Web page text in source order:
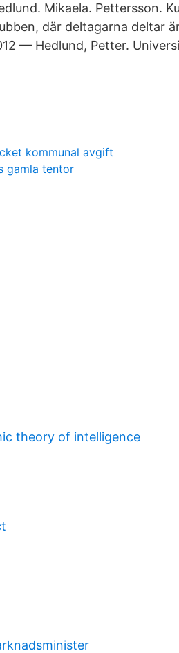
Mikaela. Pettersson.
där deltagarna deltar
— Hedlund, Petter.
kommunal avgift
gamla tentor
theory of intelligence